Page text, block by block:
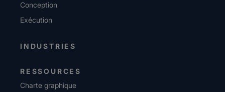
Conception
Exécution
INDUSTRIES
RESSOURCES
Charte graphique